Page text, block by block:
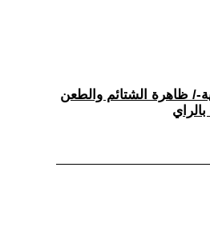
ظاهرة الشتائم والطعن